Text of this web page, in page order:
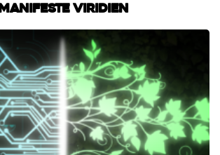
Viridien